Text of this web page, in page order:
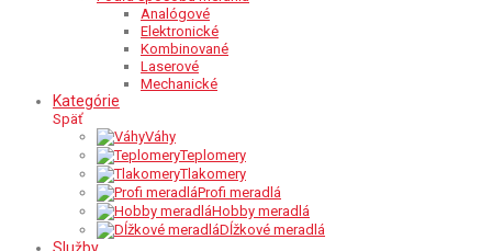
Analógové
Elektronické
Kombinované
Laserové
Mechanické
Kategórie
Späť
Váhy
Teplomery
Tlakomery
Profi meradlá
Hobby meradlá
Dĺžkové meradlá